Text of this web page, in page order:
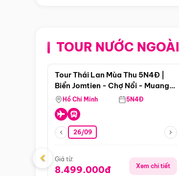
TOUR NƯỚC NGOÀI
Điểm nổi bật
Tour Thái Lan Mùa Thu 5N4Đ |
Biển Jomtien - Chợ Nổi - Muang
Boran - Suanthai
Hồ Chí Minh 5N4Đ
26/09
Giá từ:
8.499.000đ Xem chi tiết
‹